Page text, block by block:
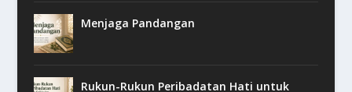
Menjaga Pandangan
Rukun-Rukun Peribadatan Hati untuk